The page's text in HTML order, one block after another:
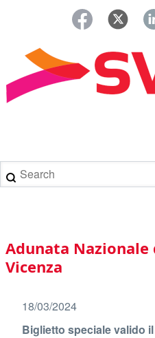
principale
di
pane
Search
Main
navigation
Adunata
Vicenza
18/03/2024
Biglietto speciale valido